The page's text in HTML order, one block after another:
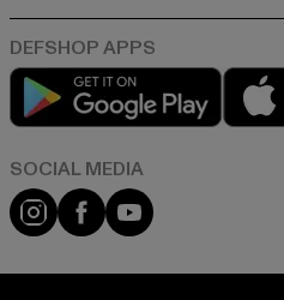
Play
Instagram
FacebookYouTube